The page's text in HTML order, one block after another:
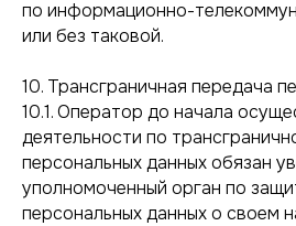
по информационно-
или без таковой.
10. Трансграничная передача
10.1. Оператор до начала
деятельности по
персональных данных обязан
уполномоченный орган по
персональных данных о своем